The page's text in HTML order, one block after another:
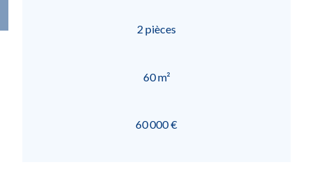
2 pièces
60 m²
60 000 €